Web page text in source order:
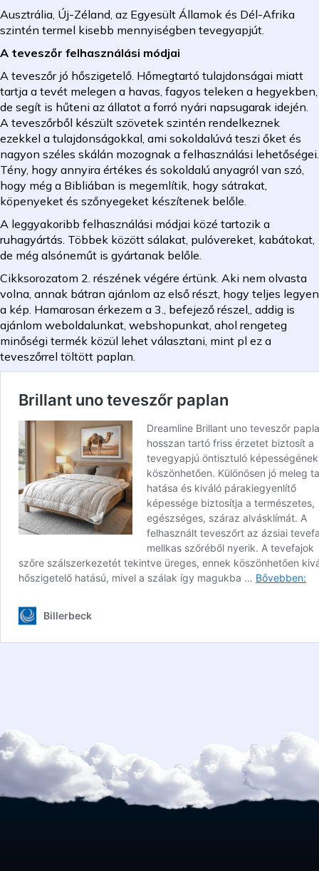
Ausztrália, Új-Zéland, az Egyesült Államok és Dél-Afrika
szintén termel kisebb mennyiségben tevegyapjút.
A teveszőr felhasználási módjai
A teveszőr jó hőszigetelő. Hőmegtartó tulajdonságai miatt
tartja a tevét melegen a havas, fagyos teleken a hegyekben,
de segít is hűteni az állatot a forró nyári napsugarak idején.
A teveszőrből készült szövetek szintén rendelkeznek
ezekkel a tulajdonságokkal, ami sokoldalúvá teszi őket és
nagyon széles skálán mozognak a felhasználási lehetőségei.
Tény, hogy annyira értékes és sokoldalú anyagról van szó,
hogy még a Bibliában is megemlítik, hogy sátrakat,
köpenyeket és szőnyegeket készítenek belőle.
A leggyakoribb felhasználási módjai közé tartozik a
ruhagyártás. Többek között sálakat, pulóvereket, kabátokat,
de még alsóneműt is gyártanak belőle.
Cikksorozatom 2. részének végére értünk. Aki nem olvasta
volna, annak bátran ajánlom az első részt, hogy teljes legyen
a kép. Hamarosan érkezem a 3., befejező részel,, addig is
ajánlom weboldalunkat, webshopunkat, ahol rengeteg
minőségi termék közül lehet választani, mint pl ez a
teveszőrrel töltött paplan.